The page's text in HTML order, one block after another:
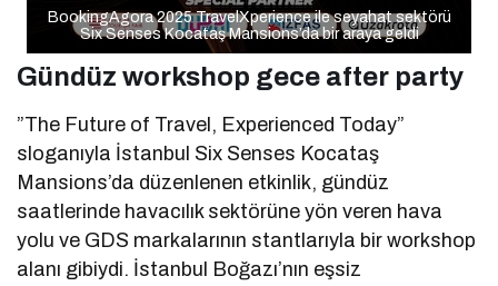
BookingAgora 2025 TravelXperience ile seyahat sektörü
Six Senses Kocataş Mansions’da bir araya geldi
Gündüz workshop gece after party
”The Future of Travel, Experienced Today”
sloganıyla İstanbul Six Senses Kocataş
Mansions’da düzenlenen etkinlik, gündüz
saatlerinde havacılık sektörüne yön veren hava
yolu ve GDS markalarının stantlarıyla bir workshop
alanı gibiydi. İstanbul Boğazı’nın eşsiz